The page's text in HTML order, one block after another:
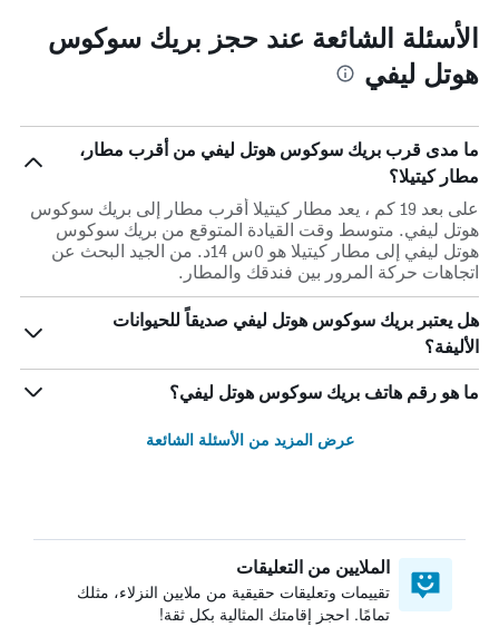
الأسئلة الشائعة عند حجز بريك سوكوس
هوتل ليفي
ما مدى قرب بريك سوكوس هوتل ليفي من أقرب مطار،
مطار كيتيلا؟
على بعد 19 كم ، يعد مطار كيتيلا أقرب مطار إلى بريك سوكوس
هوتل ليفي. متوسط وقت القيادة المتوقع من بريك سوكوس
هوتل ليفي إلى مطار كيتيلا هو 0س 14د. من الجيد البحث عن
اتجاهات حركة المرور بين فندقك والمطار.
هل يعتبر بريك سوكوس هوتل ليفي صديقاً للحيوانات
الأليفة؟
ما هو رقم هاتف بريك سوكوس هوتل ليفي؟
عرض المزيد من الأسئلة الشائعة
الملايين من التعليقات
تقييمات وتعليقات حقيقية من ملايين النزلاء، مثلك
تمامًا. احجز إقامتك المثالية بكل ثقة!